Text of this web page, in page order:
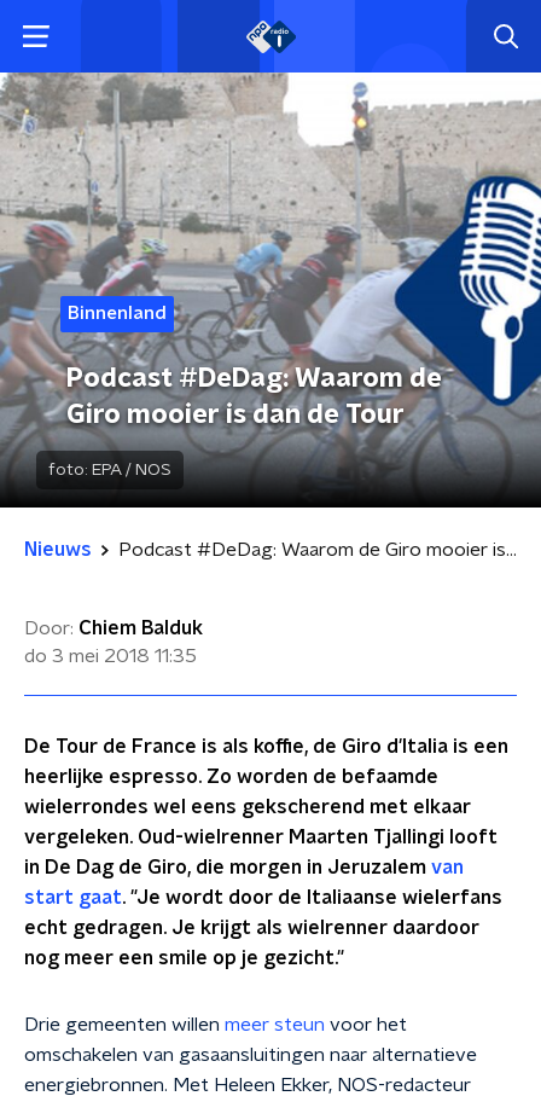
Binnenland
Podcast #DeDag: Waarom de
Giro mooier is dan de Tour
foto: EPA / NOS
Nieuws Podcast #DeDag: Waarom de Giro mooier is dan de Tour
Door: Chiem Balduk
do 3 mei 2018 11:35
De Tour de France is als koffie, de Giro d'Italia is een
heerlijke espresso. Zo worden de befaamde
wielerrondes wel eens gekscherend met elkaar
vergeleken. Oud-wielrenner Maarten Tjallingi looft
in De Dag de Giro, die morgen in Jeruzalem van
start gaat. "Je wordt door de Italiaanse wielerfans
echt gedragen. Je krijgt als wielrenner daardoor
nog meer een smile op je gezicht."
Drie gemeenten willen meer steun voor het
omschakelen van gasaansluitingen naar alternatieve
energiebronnen. Met Heleen Ekker, NOS-redacteur